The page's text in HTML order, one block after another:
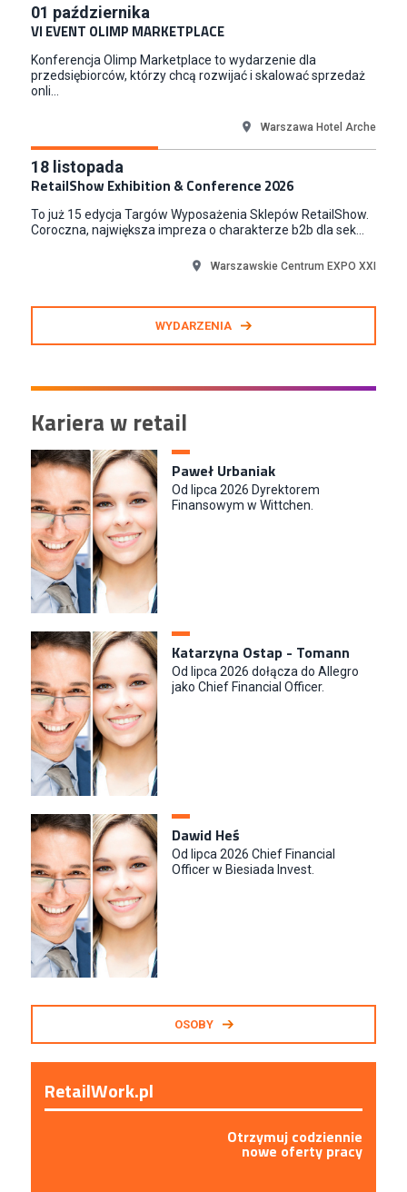
Junior RPA Developer (k/m)
TERG S.A.
01 października
VI EVENT OLIMP MARKETPLACE
Konferencja Olimp Marketplace to wydarzenie dla
przedsiębiorców, którzy chcą rozwijać i skalować sprzedaż
onli...
Warszawa Hotel Arche
18 listopada
RetailShow Exhibition & Conference 2026
To już 15 edycja Targów Wyposażenia Sklepów RetailShow.
Coroczna, największa impreza o charakterze b2b dla sek...
Warszawskie Centrum EXPO XXI
WYDARZENIA
Kariera w retail
Paweł Urbaniak
Od lipca 2026 Dyrektorem
Finansowym w Wittchen.
Katarzyna Ostap - Tomann
Od lipca 2026 dołącza do Allegro
jako Chief Financial Officer.
Dawid Heś
Od lipca 2026 Chief Financial
Officer w Biesiada Invest.
OSOBY
RetailWork.pl
Otrzymuj codziennie
nowe oferty pracy